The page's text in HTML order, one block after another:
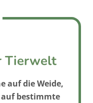
Tierwelt
auf die Weide,
bestimmte